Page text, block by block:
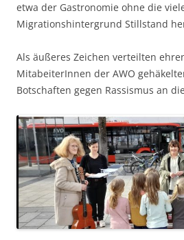
etwa der Gastronomie ohne die
Migrationshintergrund Stillstand
Als äußeres Zeichen verteilten
MitabeiterInnen der AWO
Botschaften gegen Rassismus an